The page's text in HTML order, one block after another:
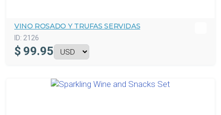
VINO ROSADO Y TRUFAS SERVIDAS
ID: 2126
$ 99.95